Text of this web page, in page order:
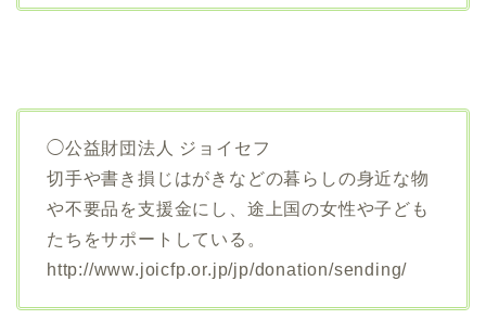
◯公益財団法人 ジョイセフ
切手や書き損じはがきなどの暮らしの身近な物
や不要品を支援金にし、途上国の女性や子ども
たちをサポートしている。
http://www.joicfp.or.jp/jp/donation/sending/